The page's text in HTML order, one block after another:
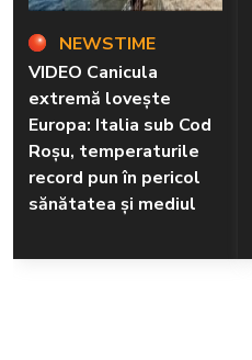
NEWSTIME
VIDEO Canicula
extremă lovește
Europa: Italia sub Cod
Roșu, temperaturile
record pun în pericol
sănătatea și mediul